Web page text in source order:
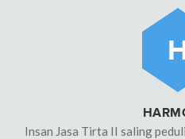
Insan Jasa Tirta II saling